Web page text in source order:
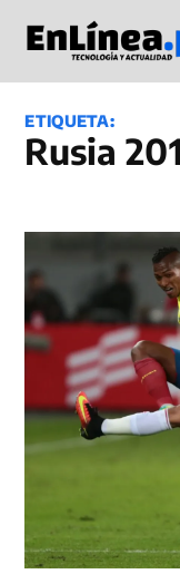
contenido
ETIQUETA:
Rusia